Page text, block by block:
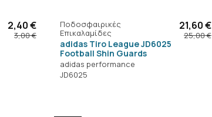
2,40 €
3,00 €
Ποδοσφαιρικές
Επικαλαμίδες
adidas Tiro League JD6025
Football Shin Guards
adidas performance
JD6025
21,60 €
25,00 €